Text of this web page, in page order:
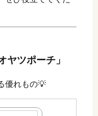
ヤツポーチ」
優れもの💡